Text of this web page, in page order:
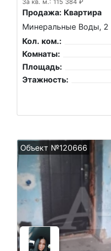
За кв. м.: 115 384 ₽
Продажа: Квартира
Минеральные Воды, 2
Кол. ком.:
Комнаты:
Площадь:
Этажность:
Объект №120666